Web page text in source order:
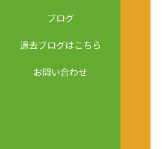
ブログ
過去ブログはこちら
お問い合わせ